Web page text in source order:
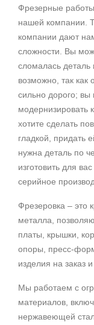
Фрезерные работы
нашей компании.
компании дают
сложности. Вы
сломалась деталь
возможно, так как
сильно дорого; вы
модернизировать
хотите сделать
гладкой, придать
нужна деталь по
изготовить для
серийное
Фрезеровка – это
металла,
платы, крышки,
опоры, пресс-
изделия на заказ
Мы работаем с
материалов,
нержавеющей